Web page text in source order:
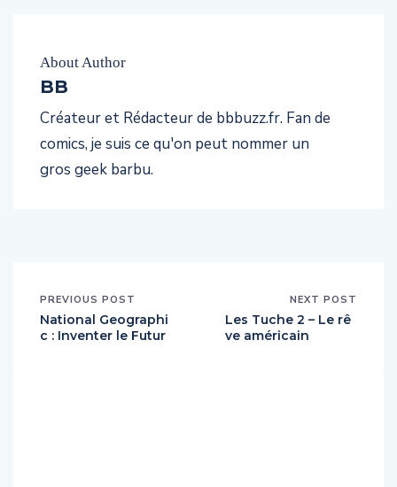
About Author
BB
Créateur et Rédacteur de bbbuzz.fr. Fan de
comics, je suis ce qu'on peut nommer un
gros geek barbu.
PREVIOUS POST
National Geographi
c : Inventer le Futur
NEXT POST
Les Tuche 2 – Le rê
ve américain